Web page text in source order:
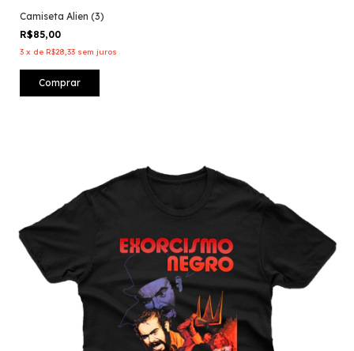
Camiseta Alien (3)
R$85,00
3 x de R$28,33 sem juros
Comprar